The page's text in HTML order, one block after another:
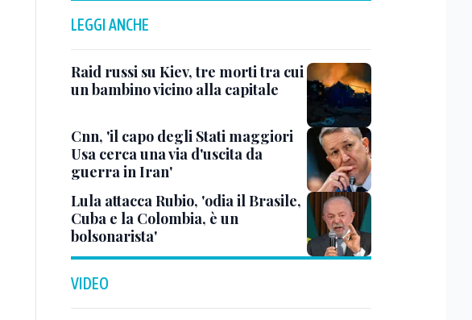
LEGGI ANCHE
Raid russi su Kiev, tre morti tra cui
un bambino vicino alla capitale
Cnn, 'il capo degli Stati maggiori
Usa cerca una via d'uscita da
guerra in Iran'
Lula attacca Rubio, 'odia il Brasile,
Cuba e la Colombia, è un
bolsonarista'
VIDEO